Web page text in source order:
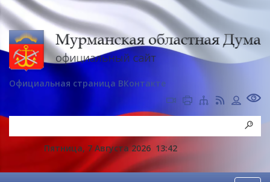
Официальная страница ВКонтакте
Пятница, 7 Августа 2026 13:42